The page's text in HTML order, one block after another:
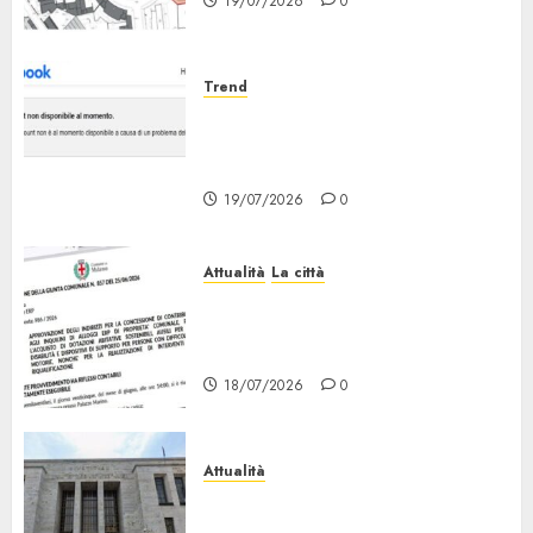
Trend
19/07/2026 0
Attualità La città
18/07/2026 0
Attualità